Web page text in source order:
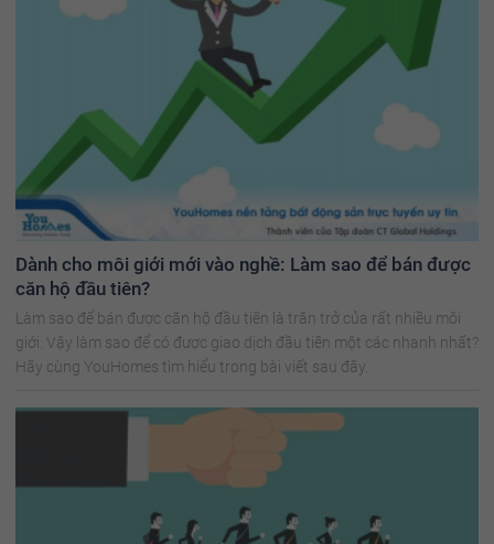
Dành cho môi giới mới vào nghề: Làm sao để bán được
căn hộ đầu tiên?
Làm sao để bán được căn hộ đầu tiên là trăn trở của rất nhiều môi
giới. Vậy làm sao để có được giao dịch đầu tiên một các nhanh nhất?
Hãy cùng YouHomes tìm hiểu trong bài viết sau đây.